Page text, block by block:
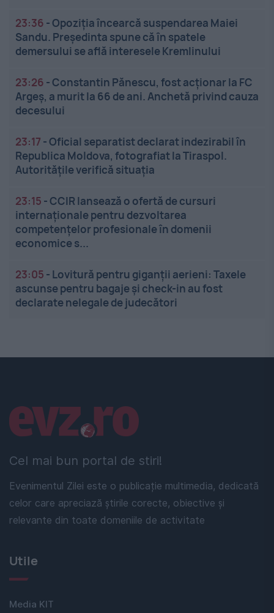
23:36 -Opoziția încearcă suspendarea Maiei
Sandu. Președinta spune că în spatele
demersului se află interesele Kremlinului
23:26 -Constantin Pănescu, fost acționar la FC
Argeș, a murit la 66 de ani. Anchetă privind cauza
decesului
23:17 -Oficial separatist declarat indezirabil în
Republica Moldova, fotografiat la Tiraspol.
Autoritățile verifică situația
23:15 -CCIR lansează o ofertă de cursuri
internaționale pentru dezvoltarea
competențelor profesionale în domenii
economice s...
23:05 - Lovitură pentru giganții aerieni: Taxele
ascunse pentru bagaje și check-in au fost
declarate nelegale de judecători
Cel mai bun portal de stiri!
Evenimentul Zilei este o publicație multimedia, dedicată
celor care apreciază știrile corecte, obiective și
relevante din toate domeniile de activitate
Linkuri utile
Utile
Media KIT